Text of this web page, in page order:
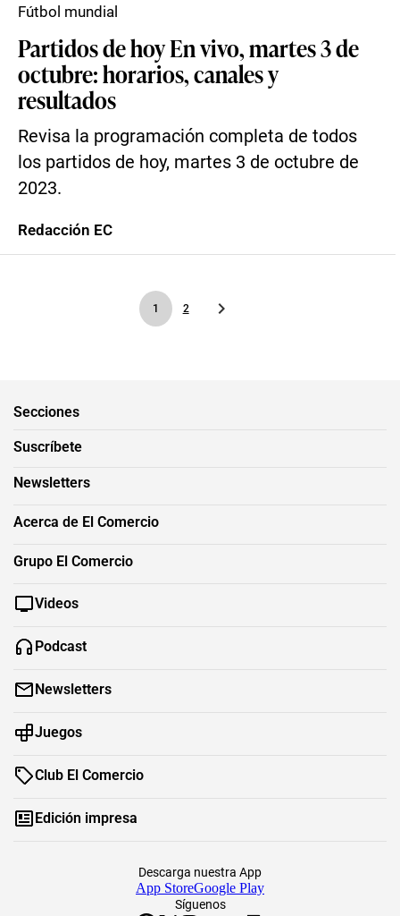
Partidos de hoy En vivo, martes 3 de
octubre: horarios, canales y
resultados
Revisa la programación completa de todos
los partidos de hoy, martes 3 de octubre de
2023.
Fútbol mundial
Redacción EC
1 2
Secciones
Suscríbete
Newsletters
Acerca de El Comercio
Grupo El Comercio
Videos
Podcast
Newsletters
Juegos
Club El Comercio
Edición impresa
Síguenos
Descarga nuestra App
App StoreGoogle Play